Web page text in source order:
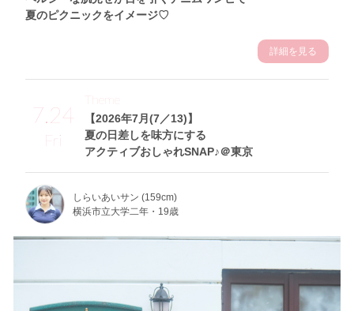
夏のピクニックをイメージ♡
詳細を見る
7.24
Fri
【2026年7月(7／13)】
夏の日差しを味方にする
アクティブおしゃれSNAP♪＠東京
Theme
しらいあいサン (159cm)
横浜市立大学二年・19歳